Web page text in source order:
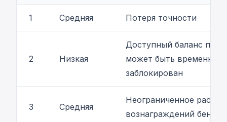
1 Средняя Потеря точности
2 Низкая
Доступный баланс
может быть временно
заблокирован
3 Средняя
Неограниченное
вознаграждений